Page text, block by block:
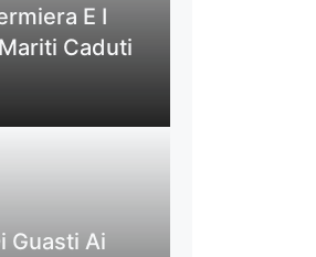
E I
Caduti
Guasti Ai